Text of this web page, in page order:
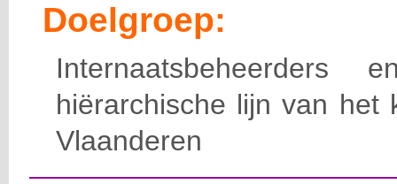
Doelgroep:
hiërarchische lijn van het
Vlaanderen